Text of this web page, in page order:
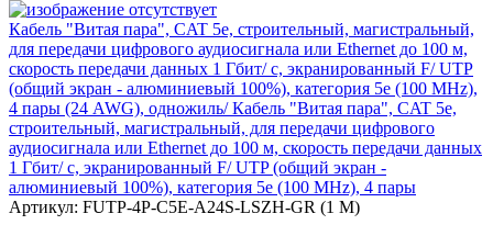
Кабель "Витая пара", CAT 5e, строительный, магистральный,
для передачи цифрового аудиосигнала или Ethernet до 100 м,
скорость передачи данных 1 Гбит/ с, экранированный F/ UTP
(общий экран - алюминиевый 100%), категория 5e (100 MHz),
4 пары (24 AWG), одножиль/ Кабель "Витая пара", CAT 5e,
строительный, магистральный, для передачи цифрового
аудиосигнала или Ethernet до 100 м, скорость передачи данных
1 Гбит/ с, экранированный F/ UTP (общий экран -
алюминиевый 100%), категория 5e (100 MHz), 4 пары
Артикул: FUTP-4P-C5E-A24S-LSZH-GR (1 M)